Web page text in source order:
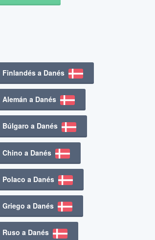
Finlandés a Danés
Alemán a Danés
Búlgaro a Danés
Chino a Danés
Polaco a Danés
Griego a Danés
Ruso a Danés